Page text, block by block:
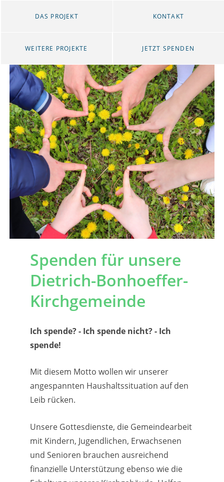
DAS PROJEKT KONTAKT
WEITERE PROJEKTE JETZT SPENDEN
Spenden für unsere
Dietrich-Bonhoeffer-
Kirchgemeinde
Ich spende? - Ich spende nicht? - Ich
spende!
Mit diesem Motto wollen wir unserer
angespannten Haushaltssituation auf den
Leib rücken.
Unsere Gottesdienste, die Gemeindearbeit
mit Kindern, Jugendlichen, Erwachsenen
und Senioren brauchen ausreichend
finanzielle Unterstützung ebenso wie die